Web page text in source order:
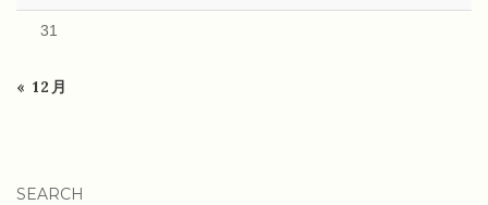
31
« 12月
SEARCH